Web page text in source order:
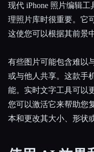
现代 iPhone 照片编辑
理照片库时很重要。它
这使您可以根据其前景
有些图片可能包含难以
或与他人共享。这款手
能。实时文字工具可以
您可以激活它来帮助您
本和更改其大小、形状